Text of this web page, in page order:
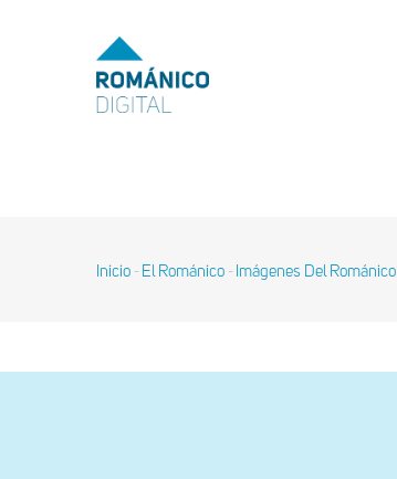
MENU
TOP
Sobrescribir
Inicio - El Románico - Imágenes Del Románico